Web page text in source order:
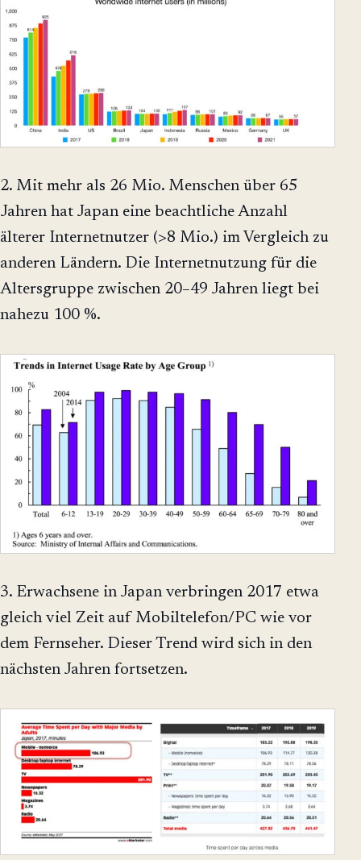
2. Mit mehr als 26 Mio. Menschen über 65
Jahren hat Japan eine beachtliche Anzahl
älterer Internetnutzer (>8 Mio.) im Vergleich zu
anderen Ländern. Die Internetnutzung für die
Altersgruppe zwischen 20–49 Jahren liegt bei
nahezu 100 %.
3. Erwachsene in Japan verbringen 2017 etwa
gleich viel Zeit auf Mobiltelefon/PC wie vor
dem Fernseher. Dieser Trend wird sich in den
nächsten Jahren fortsetzen.